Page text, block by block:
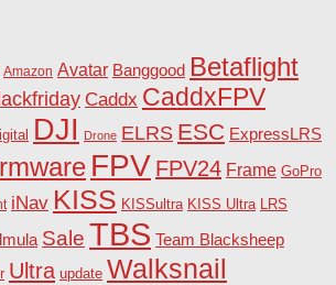
Amazon Avatar Banggood Betaflight
Caddx CaddxFPV
DJI Drone ELRS ESC ExpressLRS
FPV FPV24 Frame GoPro
iNav KISS KISSultra KISS Ultra LRS
Sale TBS Team Blacksheep
Ultra update Walksnail